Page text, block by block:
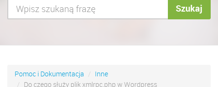
Szukaj
Pomoc i Dokumentacja
Inne
Do czego służy plik xmlrpc.php w Wordpress